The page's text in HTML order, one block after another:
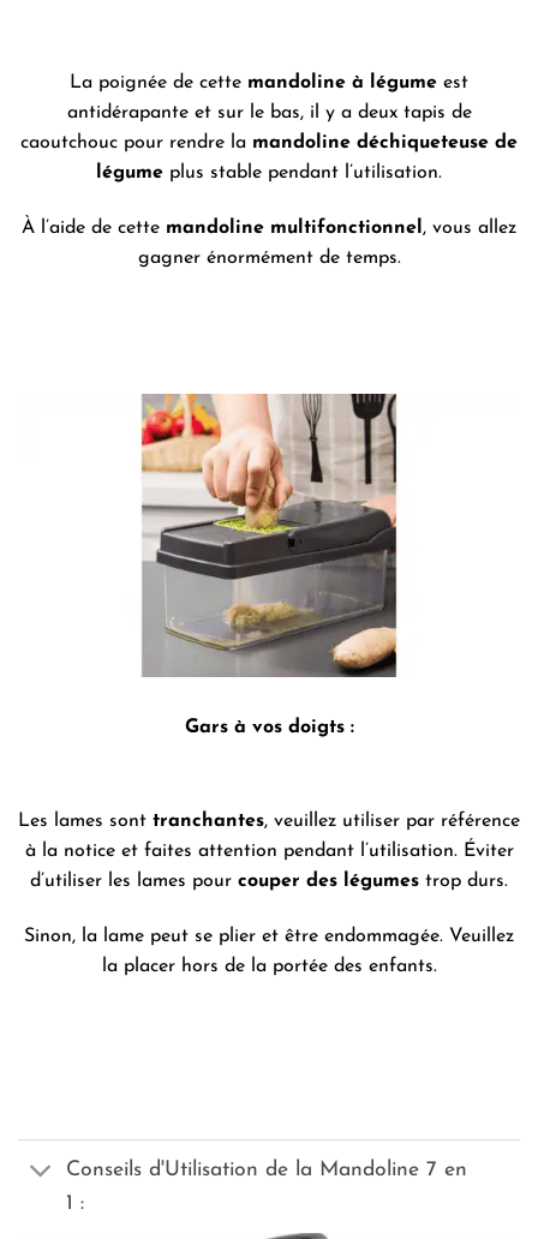
La poignée de cette mandoline à légume est
antidérapante et sur le bas, il y a deux tapis de
caoutchouc pour rendre la mandoline déchiqueteuse de
légume plus stable pendant l’utilisation.
À l’aide de cette mandoline multifonctionnel , vous allez
gagner énormément de temps.
Gars à vos doigts :
Les lames sont tranchantes, veuillez utiliser par référence
à la notice et faites attention pendant l’utilisation. Éviter
d’utiliser les lames pour couper des légumes trop durs.
Sinon, la lame peut se plier et être endommagée. Veuillez
la placer hors de la portée des enfants.
Conseils d'Utilisation de la Mandoline 7 en
1 :